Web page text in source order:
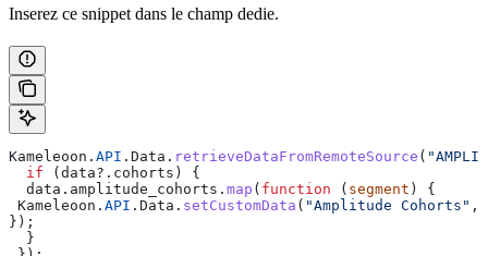
Inserez ce snippet dans le champ dedie.
Kameleoon . API . Data . retrieveDataFromRemoteSource (
  if
( data?. cohorts ) {
  data
. amplitude_cohorts . map ( function ( segment ) {
Kameleoon . API . Data . setCustomData ( "Amplitude Cohorts" ,
});
  }